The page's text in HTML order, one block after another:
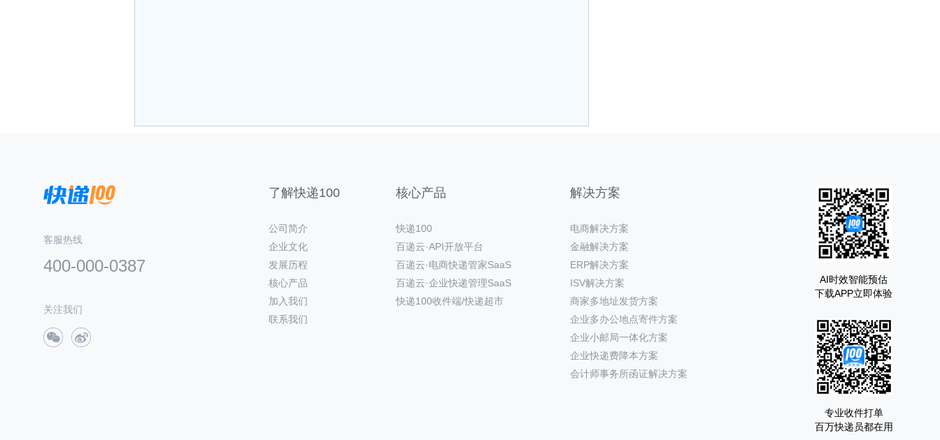
客服热线
400-000-0387
关注我们
了解快递100
公司简介
企业文化
发展历程
核心产品
加入我们
联系我们
核心产品
快递100
百递云·API开放平台
百递云·电商快递管家SaaS
百递云·企业快递管理SaaS
快递100收件端/快递超市
解决方案
电商解决方案
金融解决方案
ERP解决方案
ISV解决方案
商家多地址发货方案
企业多办公地点寄件方案
企业小邮局一体化方案
企业快递费降本方案
会计师事务所函证解决方案
AI时效智能预估
下载APP立即体验
专业收件打单
百万快递员都在用